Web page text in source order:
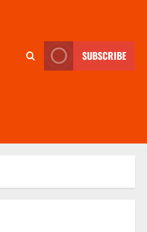
SUBSCRIBE